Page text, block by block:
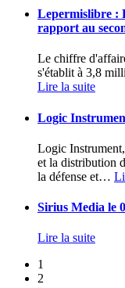
Lepermislibre :
rapport au
Le chiffre
s'établit à 3,8
Lire la suite
Logic
Logic
et la distribution
la défense et…
Sirius Media le
Lire la suite
1
2